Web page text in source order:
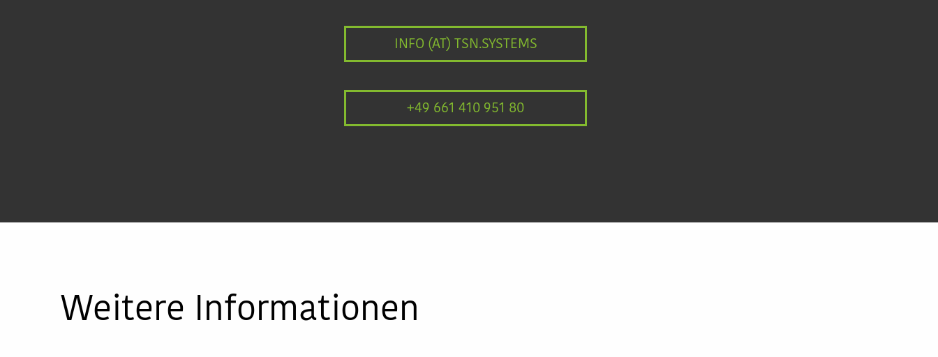
INFO (AT) TSN.SYSTEMS
+49 661 410 951 80
Weitere Informationen